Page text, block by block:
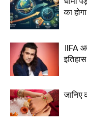
का
IIFA
इतिहास
जानिए